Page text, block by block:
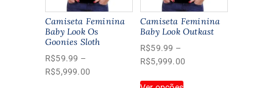
Camiseta Feminina
Baby Look Os
Goonies Sloth
R$59.99 –
R$5,999.00
Camiseta Feminina
Baby Look Outkast
R$59.99 –
R$5,999.00